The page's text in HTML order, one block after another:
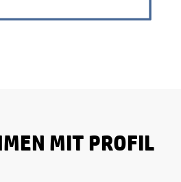
MIT PROFIL